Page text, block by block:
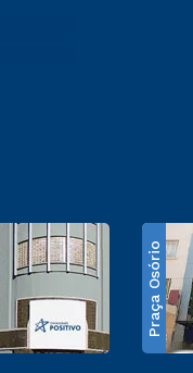
Praça Osório